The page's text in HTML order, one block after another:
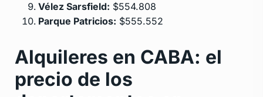
Vélez Sarsfield: $554.808
Parque Patricios: $555.552
Alquileres en CABA: el
precio de los